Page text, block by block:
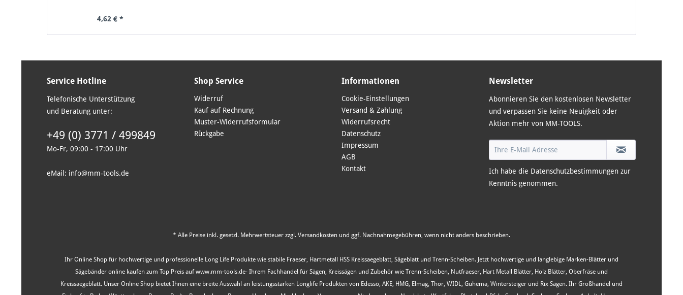
4,62 € *
Service Hotline
Telefonische Unterstützung
und Beratung unter:
+49 (0) 3771 / 499849
Mo-Fr, 09:00 - 17:00 Uhr
eMail: info@mm-tools.de
Shop Service
Widerruf
Kauf auf Rechnung
Muster-Widerrufsformular
Rückgabe
Informationen
Cookie-Einstellungen
Versand & Zahlung
Widerrufsrecht
Datenschutz
Impressum
AGB
Kontakt
Newsletter
Abonnieren Sie den kostenlosen Newsletter
und verpassen Sie keine Neuigkeit oder
Aktion mehr von MM-TOOLS.
Ich habe die Datenschutzbestimmungen zur
Kenntnis genommen.
* Alle Preise inkl. gesetzl. Mehrwertsteuer zzgl. Versandkosten und ggf. Nachnahmegebühren, wenn nicht anders beschrieben.
Ihr Online Shop für hochwertige und professionelle Long Life Produkte wie stabile Fraeser, Hartmetall HSS Kreissaegeblatt, Sägeblatt und Trenn-Scheiben. Jetzt hochwertige und langlebige Marken-Blätter und
Sägebänder online kaufen zum Top Preis auf www.mm-tools.de- Ihrem Fachhandel für Sägen, Kreissägen und Zubehör wie Trenn-Scheiben, Nutfraeser, Hart Metall Blätter, Holz Blätter, Oberfräse und
Kreissaegeblatt. Unser Online Shop bietet Ihnen eine breite Auswahl an leistungsstarken Longlife Produkten von Edessö, AKE, HMG, Elmag, Thor, WIDL, Guhema, Wintersteiger und Rix Sägen. Ihr Großhandel und